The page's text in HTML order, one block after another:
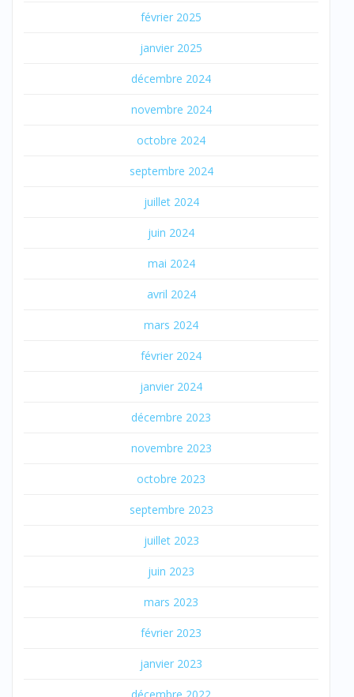
février 2025
janvier 2025
décembre 2024
novembre 2024
octobre 2024
septembre 2024
juillet 2024
juin 2024
mai 2024
avril 2024
mars 2024
février 2024
janvier 2024
décembre 2023
novembre 2023
octobre 2023
septembre 2023
juillet 2023
juin 2023
mars 2023
février 2023
janvier 2023